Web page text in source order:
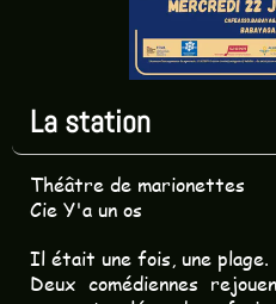
La station
Théâtre de marionettes
Cie Y'a un os
Il était une fois, une plage.
Deux comédiennes